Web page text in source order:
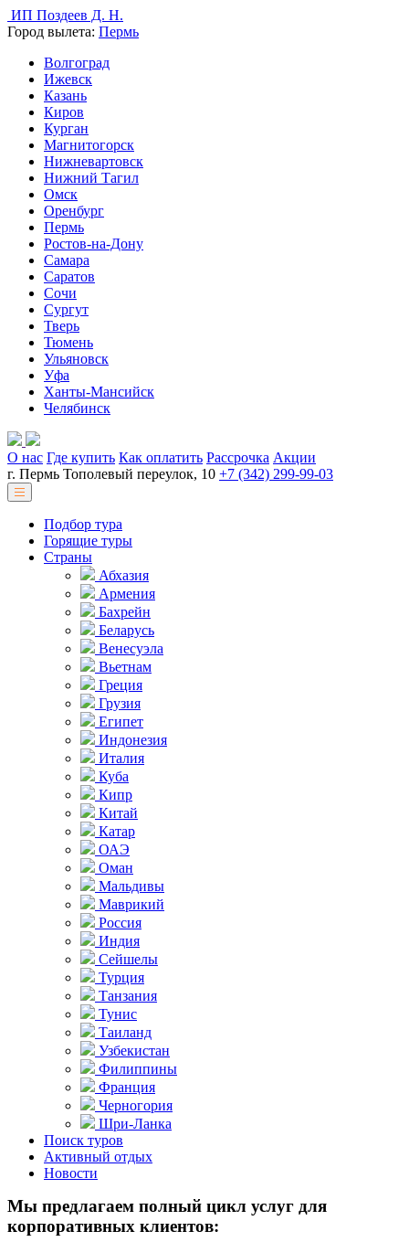
ИП Поздеев Д. Н.
Город вылета: Пермь
Волгоград
Ижевск
Казань
Киров
Курган
Магнитогорск
Нижневартовск
Нижний Тагил
Омск
Оренбург
Пермь
Ростов-на-Дону
Самара
Саратов
Сочи
Сургут
Тверь
Тюмень
Ульяновск
Уфа
Ханты-Мансийск
Челябинск
О нас Где купить Как оплатить Рассрочка Акции
г. Пермь Тополевый переулок, 10 +7 (342) 299-99-03
Подбор тура
Горящие туры
Страны
Абхазия
Армения
Бахрейн
Беларусь
Венесуэла
Вьетнам
Греция
Грузия
Египет
Индонезия
Италия
Куба
Кипр
Китай
Катар
ОАЭ
Оман
Мальдивы
Маврикий
Россия
Индия
Сейшелы
Турция
Танзания
Тунис
Таиланд
Узбекистан
Филиппины
Франция
Черногория
Шри-Ланка
Поиск туров
Активный отдых
Новости
Мы предлагаем полный цикл услуг для
корпоративных клиентов: